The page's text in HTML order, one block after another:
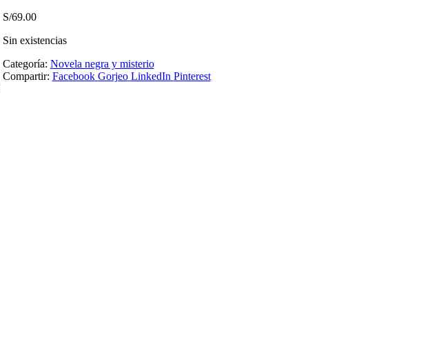
S/69.00
Sin existencias
Categoría: Novela negra y misterio
Compartir: Facebook Gorjeo LinkedIn Pinterest